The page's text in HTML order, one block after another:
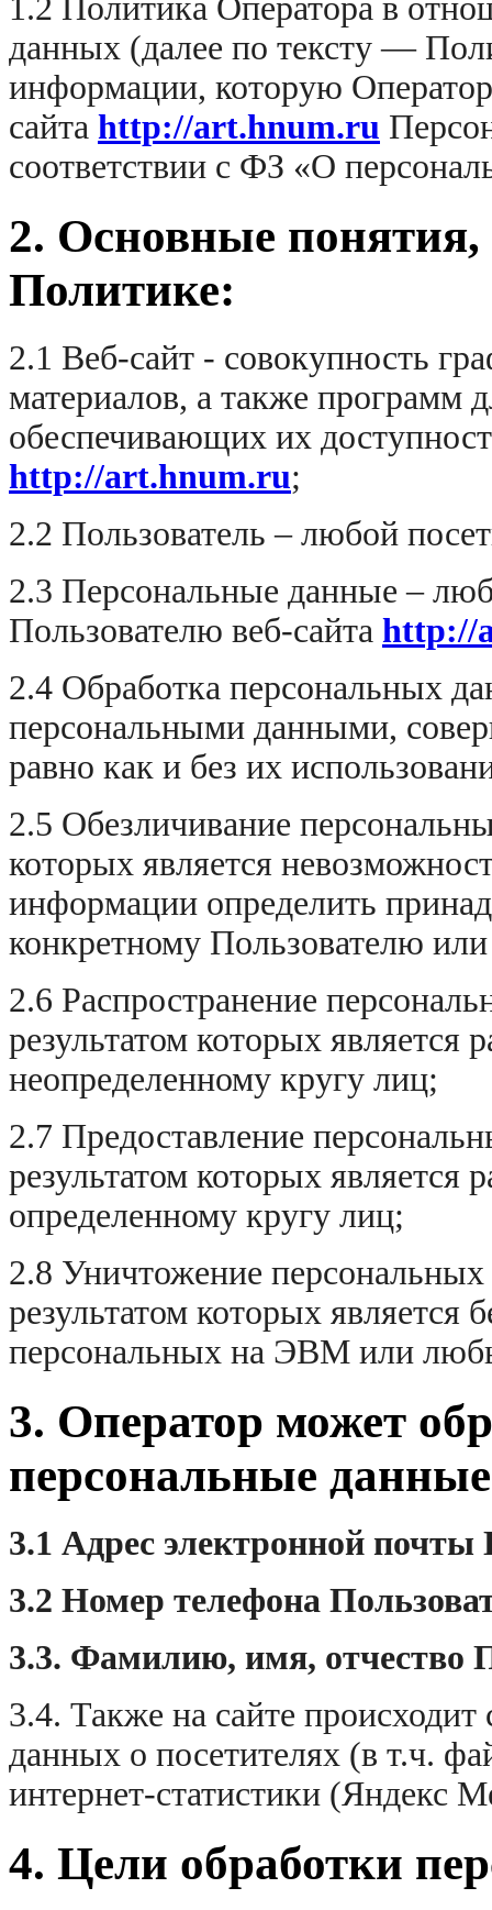
1.2 Политика Оператора в
данных (далее по тексту —
информации, которую
сайта http://art.hnum.ru
соответствии с ФЗ «О
2. Основные понятия,
Политике:
2.1 Веб-сайт - совокупность
материалов, а также
обеспечивающих их
http://art.hnum.ru;
2.2 Пользователь – любой
2.3 Персональные данные –
Пользователю веб-сайта http://
2.4 Обработка персональных
персональными данными,
равно как и без их
2.5 Обезличивание
которых является
информации определить
конкретному Пользователю
2.6 Распространение
результатом которых
неопределенному кругу лиц;
2.7 Предоставление
результатом которых
определенному кругу лиц;
2.8 Уничтожение
результатом которых является
персональных на ЭВМ или
3. Оператор может
персональные
3.1 Адрес электронной почты
3.2 Номер телефона
3.3. Фамилию, имя, отчество
3.4. Также на сайте
данных о посетителях (в т.ч.
интернет-статистики (Яндекс
4. Цели обработки